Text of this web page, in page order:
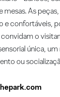
mesas. As
e confortáveis,
convidam o
única,
ou